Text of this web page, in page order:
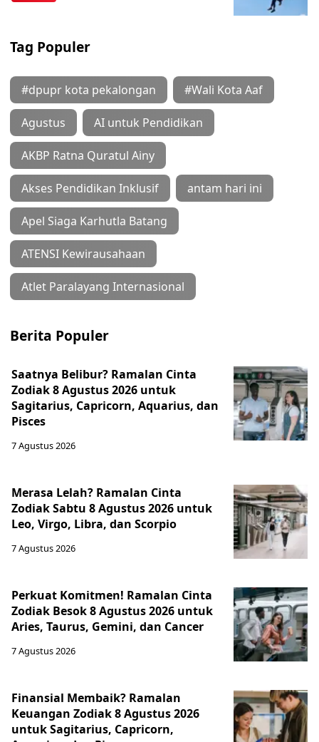
Tag Populer
#dpupr kota pekalongan #Wali Kota Aaf
Agustus AI untuk Pendidikan
AKBP Ratna Quratul Ainy
Akses Pendidikan Inklusif antam hari ini
Apel Siaga Karhutla Batang
ATENSI Kewirausahaan
Atlet Paralayang Internasional
Berita Populer
Saatnya Belibur? Ramalan Cinta
Zodiak 8 Agustus 2026 untuk
Sagitarius, Capricorn, Aquarius, dan
Pisces
7 Agustus 2026
Merasa Lelah? Ramalan Cinta
Zodiak Sabtu 8 Agustus 2026 untuk
Leo, Virgo, Libra, dan Scorpio
7 Agustus 2026
Perkuat Komitmen! Ramalan Cinta
Zodiak Besok 8 Agustus 2026 untuk
Aries, Taurus, Gemini, dan Cancer
7 Agustus 2026
Finansial Membaik? Ramalan
Keuangan Zodiak 8 Agustus 2026
untuk Sagitarius, Capricorn,